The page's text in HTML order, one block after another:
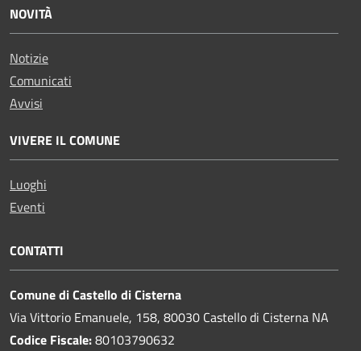
NOVITÀ
Notizie
Comunicati
Avvisi
VIVERE IL COMUNE
Luoghi
Eventi
CONTATTI
Comune di Castello di Cisterna
Via Vittorio Emanuele, 158, 80030 Castello di Cisterna NA
Codice Fiscale:80103790632